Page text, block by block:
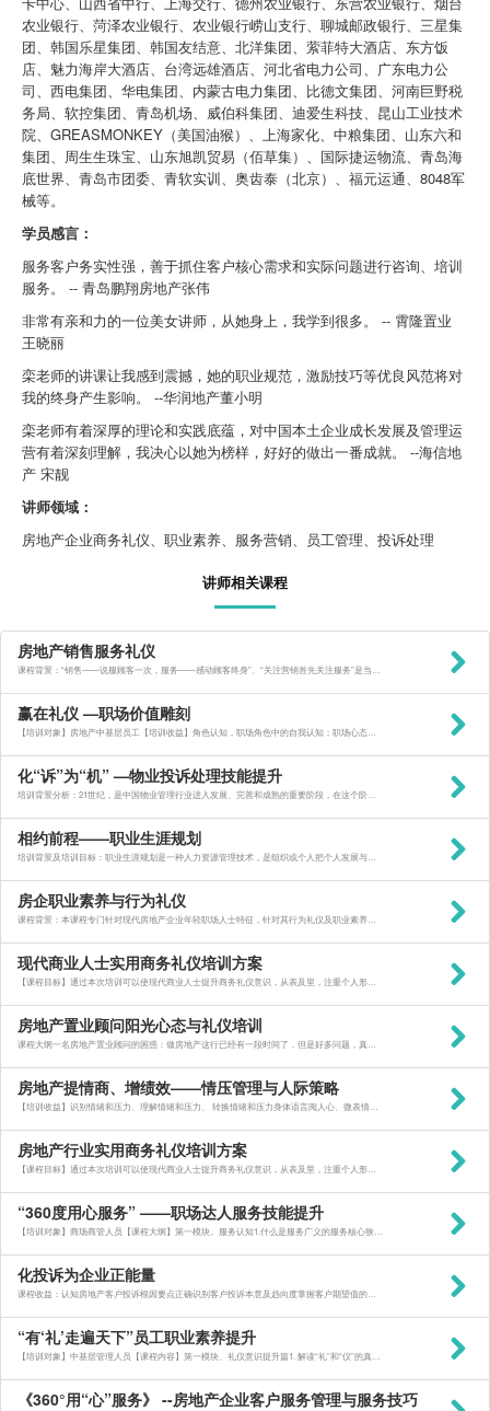
农业银行、菏泽农业银行、农业银行崂山支行、聊城邮政银行、三星集
团、韩国乐星集团、韩国友结意、北洋集团、萦菲特大酒店、东方饭
店、魅力海岸大酒店、台湾远雄酒店、河北省电力公司、广东电力公
司、西电集团、华电集团、内蒙古电力集团、比德文集团、河南巨野税
务局、软控集团、青岛机场、威伯科集团、迪爱生科技、昆山工业技术
院、GREASMONKEY（美国油猴）、上海家化、中粮集团、山东六和
集团、周生生珠宝、山东旭凯贸易（佰草集）、国际捷运物流、青岛海
底世界、青岛市团委、青软实训、奥齿泰（北京）、福元运通、8048军
械等。
学员感言：
服务客户务实性强，善于抓住客户核心需求和实际问题进行咨询、培训
服务。 -- 青岛鹏翔房地产张伟
非常有亲和力的一位美女讲师，从她身上，我学到很多。 -- 霄隆置业
王晓丽
栾老师的讲课让我感到震撼，她的职业规范，激励技巧等优良风范将对
我的终身产生影响。 --华润地产董小明
栾老师有着深厚的理论和实践底蕴，对中国本土企业成长发展及管理运
营有着深刻理解，我决心以她为榜样，好好的做出一番成就。 --海信地
产 宋靓
讲师领域：
房地产企业商务礼仪、职业素养、服务营销、员工管理、投诉处理
讲师相关课程
房地产销售服务礼仪
课程背景：“销售——说服顾客一次，服务——感动顾客终身”、“关注营销首先关注服务”是当今成功企业存在的最
赢在礼仪 —职场价值雕刻
【培训对象】房地产中基层员工【培训收益】角色认知，职场角色中的自我认知；职场心态，职场人必备的心态修炼；职业素养，认知核心本质及其应用；商务礼仪，学习职业匹配及规范化；沟通艺术，强化人际互动和体验度。
化“诉”为“机” —物业投诉处理技能提升
培训背景分析：21世纪，是中国物业管理行业进入发展、完善和成熟的重要阶段，在这个阶段中，物业管理公司更明确了自己的行业属性：物业服务公司，确立了它 “服务”的性质。今后，物业服
相约前程——职业生涯规划
培训背景及培训目标：职业生涯规划是一种人力资源管理技术，是组织或个人把个人发展与组织发展相结合，对决定个人职业生涯的个人因素、组织因素和社会因素等进行分析，制定有关对个人一生中在事业发展上的战略设想与
房企职业素养与行为礼仪
课程背景：本课程专门针对现代房地产企业年轻职场人士特征，针对其行为礼仪及职业素养方面出现的弊端进行剖析，并力争精益求精，采用讲授、实际演练、互动体验相结合的方式，具有极强的针对性、指导性、实操性、示范
现代商业人士实用商务礼仪培训方案
【课程目标】通过本次培训可以使现代商业人士提升商务礼仪意识，从表及里，注重个人形象，注重内在职业素质修炼；全面塑造良好的个人职业形象，注重个人形象与岗位形象、企业形象的匹配度，赢得客户好感，在竞争中脱
房地产置业顾问阳光心态与礼仪培训
课程大纲一名房地产置业顾问的困惑：做房地产这行已经有一段时间了，但是好多问题，真不知自己该怎么办，心态也出现了问题：客户也有，房子也有，就是不出单，偶而才出一个；感觉自己一直在努力成长，但是沟通问题、
房地产提情商、增绩效——情压管理与人际策略
【培训收益】识别情绪和压力、理解情绪和压力、 转换情绪和压力身体语言阅人心、微表情促提业绩例：近期心情烦躁，面对巨大的工作压力，有火上浇油之感，越急效率越低管理新团队、面对新挑战，就像穿小的衣服，处处
房地产行业实用商务礼仪培训方案
【课程目标】通过本次培训可以使现代商业人士提升商务礼仪意识，从表及里，注重个人形象，注重内在职业素质修炼；全面塑造良好的个人职业形象，注重个人形象与岗位形象、企业形象的匹配度，赢得客户好感，在竞争中脱
“360度用心服务” ——职场达人服务技能提升
【培训对象】商场商管人员【课程大纲】第一模块。服务认知1.什么是服务广义的服务核心狭义的服务核心服务经济时代的服务发展讨论：商场客户素质不高怎么办？2.什么是服务型企业外部服务内部服务服务体系的良性运
化投诉为企业正能量
课程收益：认知房地产客户投诉根因要点正确识别客户投诉本意及趋向度掌握客户期望值的有效管控方法熟悉把握客户投诉技巧及艺术程度理解圆满处理客户投诉的双赢效应课程特色：本培训课程专门针对房地产服务营销人员特
“有‘礼’走遍天下”员工职业素养提升
【培训对象】中基层管理人员【课程内容】第一模块、礼仪意识提升篇1. 解读“礼”和“仪”的真正含义2. 礼仪的核心要素——&ldq
《360°用“心”服务》 --房地产企业客户服务管理与服务技巧